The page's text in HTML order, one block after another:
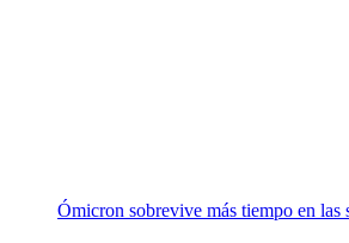
Ómicron sobrevive más tiempo en las